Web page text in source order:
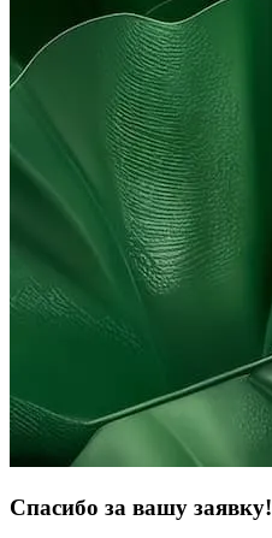
Спасибо за вашу заявку!